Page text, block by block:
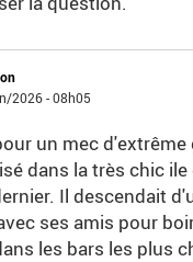
2026 - 08h05
un mec d'extrême
dans la très chic ile
Il descendait
ses amis pour
les bars les plus